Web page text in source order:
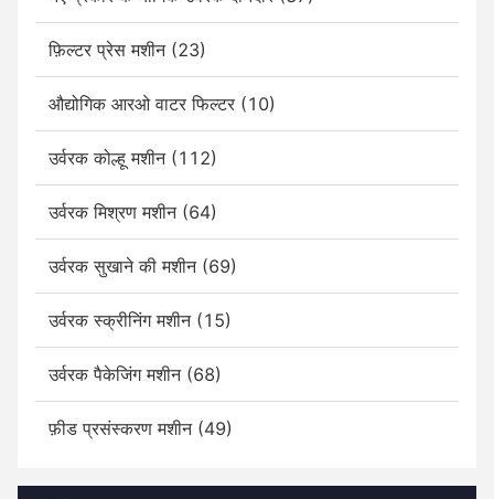
फ़िल्टर प्रेस मशीन (23)
औद्योगिक आरओ वाटर फिल्टर (10)
उर्वरक कोल्हू मशीन (112)
उर्वरक मिश्रण मशीन (64)
उर्वरक सुखाने की मशीन (69)
उर्वरक स्क्रीनिंग मशीन (15)
उर्वरक पैकेजिंग मशीन (68)
फ़ीड प्रसंस्करण मशीन (49)